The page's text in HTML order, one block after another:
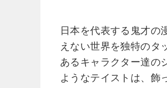
日本を代表する鬼才の
えない世界を独特のタ
あるキャラクター達の
ようなテイストは、飾